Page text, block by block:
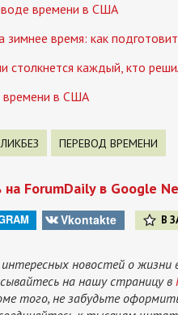
времени в США
время: как
столкнется каждый, кто
времени в США
ЛИКБЕЗ ПЕРЕВОД ВРЕМЕНИ
на ForumDaily в Google
Vkontakte В
новостей о жизни
на нашу страницу в
того, не забудьте